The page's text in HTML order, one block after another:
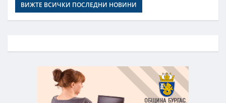
ВИЖТЕ ВСИЧКИ ПОСЛЕДНИ НОВИНИ